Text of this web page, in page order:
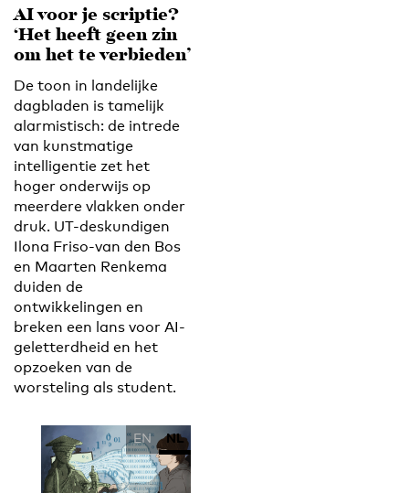
AI voor je scriptie?
‘Het heeft geen zin
om het te verbieden’
De toon in landelijke
dagbladen is tamelijk
alarmistisch: de intrede
van kunstmatige
intelligentie zet het
hoger onderwijs op
meerdere vlakken onder
druk. UT-deskundigen
Ilona Friso-van den Bos
en Maarten Renkema
duiden de
ontwikkelingen en
breken een lans voor AI-
geletterdheid en het
opzoeken van de
worsteling als student.
EN NL